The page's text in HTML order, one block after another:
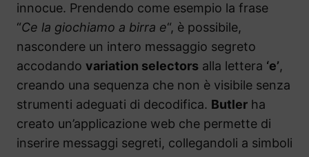
innocue. Prendendo come esempio la frase
“Ce la giochiamo a birra e“, è possibile,
nascondere un intero messaggio segreto
accodando variation selectors alla lettera ‘e’,
creando una sequenza che non è visibile senza
strumenti adeguati di decodifica. Butler ha
creato un’applicazione web che permette di
inserire messaggi segreti, collegandoli a simboli